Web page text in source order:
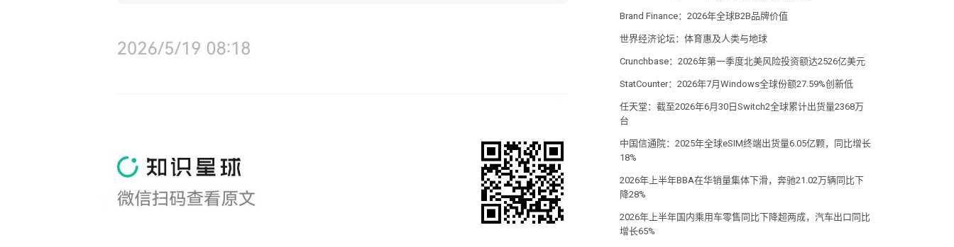
Brand Finance：2026年全球B2B品牌价值
世界经济论坛：体育惠及人类与地球
Crunchbase：2026年第一季度北美风险投资额达2526亿美元
StatCounter：2026年7月Windows全球份额27.59%创新低
任天堂：截至2026年6月30日Switch2全球累计出货量2368万
台
中国信通院：2025年全球eSIM终端出货量6.05亿颗，同比增长
18%
2026年上半年BBA在华销量集体下滑，奔驰21.02万辆同比下
降28%
2026年上半年国内乘用车零售同比下降超两成，汽车出口同比
增长65%